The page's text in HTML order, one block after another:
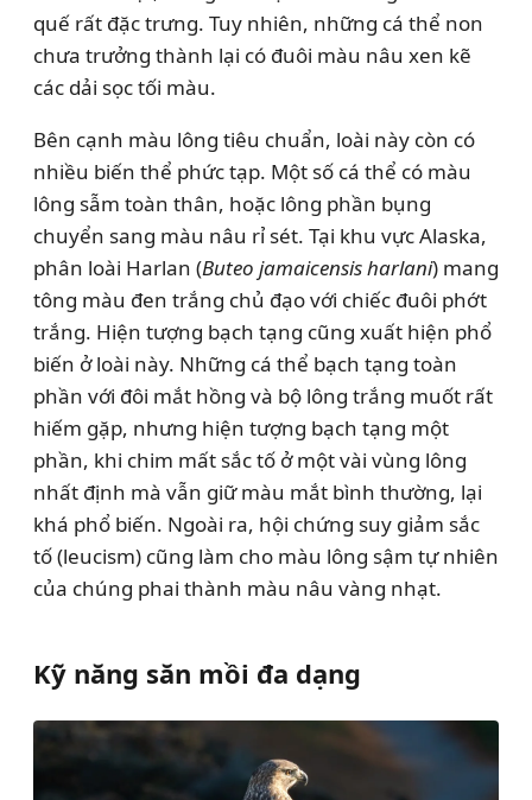
quế rất đặc trưng. Tuy nhiên, những cá thể non
chưa trưởng thành lại có đuôi màu nâu xen kẽ
các dải sọc tối màu.
Bên cạnh màu lông tiêu chuẩn, loài này còn có
nhiều biến thể phức tạp. Một số cá thể có màu
lông sẫm toàn thân, hoặc lông phần bụng
chuyển sang màu nâu rỉ sét. Tại khu vực Alaska,
phân loài Harlan (Buteo jamaicensis harlani) mang
tông màu đen trắng chủ đạo với chiếc đuôi phớt
trắng. Hiện tượng bạch tạng cũng xuất hiện phổ
biến ở loài này. Những cá thể bạch tạng toàn
phần với đôi mắt hồng và bộ lông trắng muốt rất
hiếm gặp, nhưng hiện tượng bạch tạng một
phần, khi chim mất sắc tố ở một vài vùng lông
nhất định mà vẫn giữ màu mắt bình thường, lại
khá phổ biến. Ngoài ra, hội chứng suy giảm sắc
tố (leucism) cũng làm cho màu lông sậm tự nhiên
của chúng phai thành màu nâu vàng nhạt.
Kỹ năng săn mồi đa dạng